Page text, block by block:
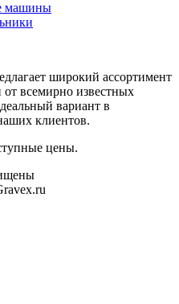
машины
широкий ассортимент
всемирно известных
вариант в
клиентов.
цены.